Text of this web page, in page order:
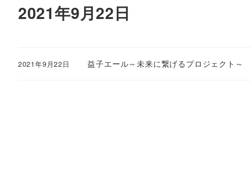
2021年9月22日
益子エール～未来に繋げるプロジェクト
2021年9月22日